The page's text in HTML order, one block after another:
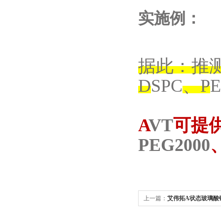
实施例：
据此：推
DSPC、P
AVT可提
PEG2000
上一篇： 艾伟拓A状态玻璃